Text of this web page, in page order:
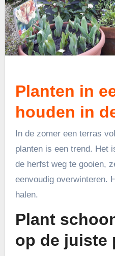
Planten in
houden in
In de zomer een terras vol potten met bloeiende
planten is een trend. Het
de herfst weg te gooien,
eenvoudig overwinteren.
halen.
Plant
op de juiste